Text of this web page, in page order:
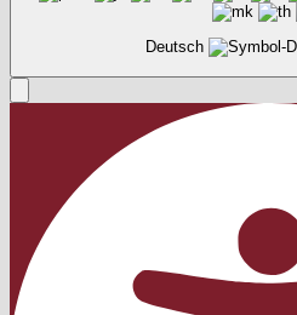
Deutsch